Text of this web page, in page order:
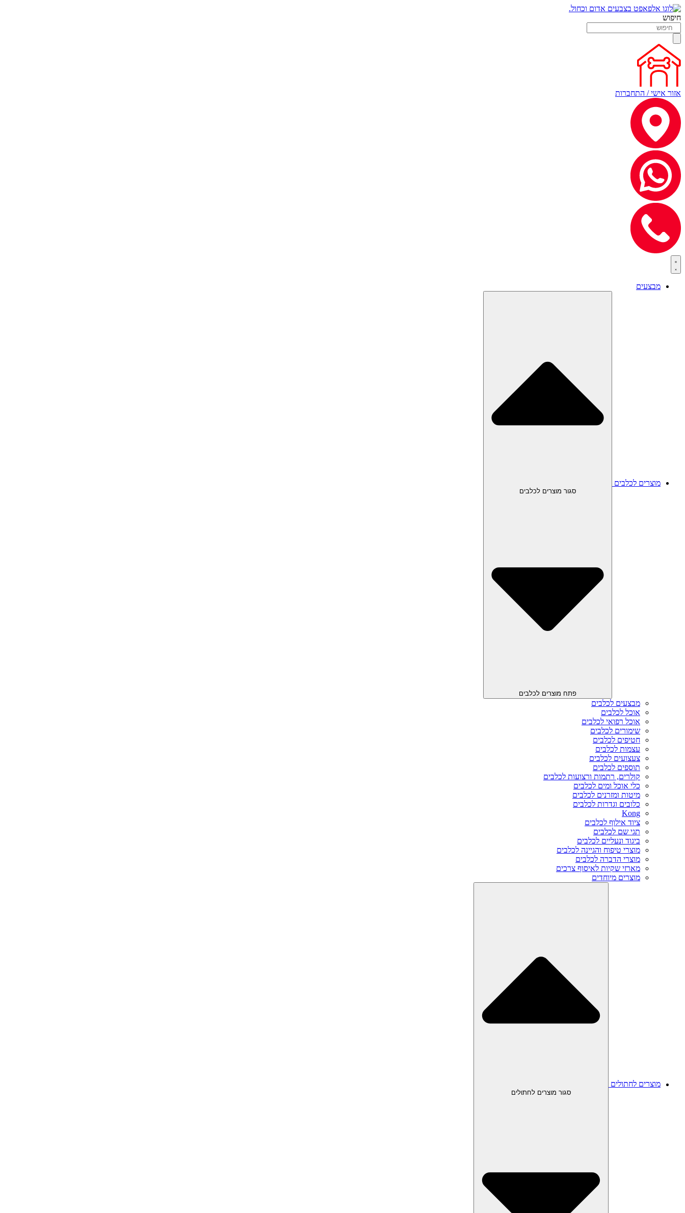
חיפוש
אזור אישי / התחברות
מבצעים
מוצרים לכלבים
סגור מוצרים לכלבים
פתח מוצרים לכלבים
מבצעים לכלבים
אוכל לכלבים
אוכל רפואי לכלבים
שימורים לכלבים
חטיפים לכלבים
עצמות לכלבים
צעצועים לכלבים
תוספים לכלבים
קולרים, רתמות ורצועות לכלבים
כלי אוכל ומים לכלבים
מיטות ומזרנים לכלבים
כלובים וגדרות לכלבים
Kong
ציוד אילוף לכלבים
תגי שם לכלבים
ביגוד ונעליים לכלבים
מוצרי טיפוח והגיינה לכלבים
מוצרי הדברה לכלבים
מארזי שקיות לאיסוף צרכים
מוצרים מיוחדים
מוצרים לחתולים
סגור מוצרים לחתולים